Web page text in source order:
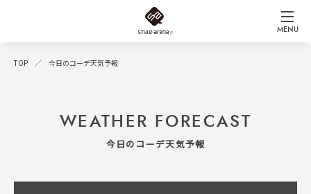
MENU
TOP 今日のコーデ天気予報
WEATHER FORECAST
今日のコーデ天気予報